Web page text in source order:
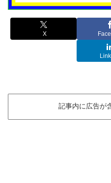
X
記事内に広告が